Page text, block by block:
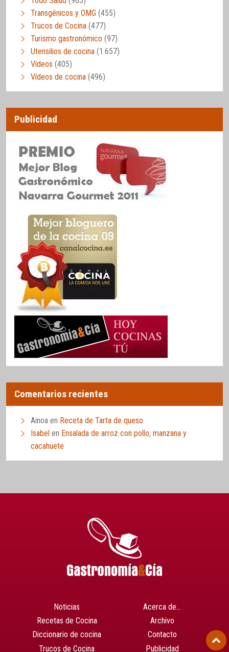
Transgénicos y OMG (455)
Trucos de Cocina (477)
Turismo gastronómico (97)
Utensilios de cocina (1.657)
Vídeos (405)
Vídeos de cocina (496)
Publicidad
Comentarios recientes
Ainoa en Receta de Tarta de queso
Isabel en Ensalada de arroz con pollo, manzana y
cacahuete
Noticias
Recetas de Cocina
Diccionario de cocina
Trucos de Cocina
Acerca de…
Archivo
Contacto
Publicidad